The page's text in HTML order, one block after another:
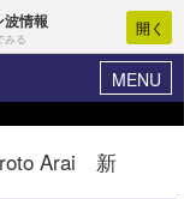
情報
みる
開く
MENU
イホーム
Arai 新